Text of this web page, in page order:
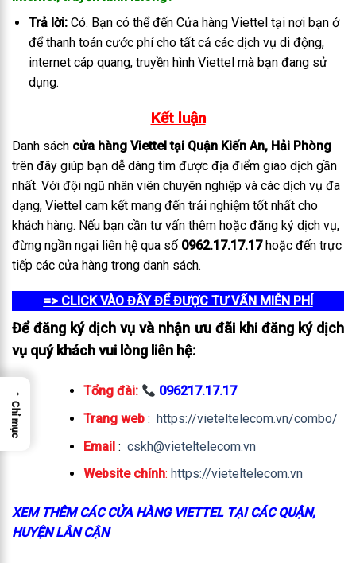
Trả lời:Có. Bạn có thể đến Cửa hàng Viettel tại nơi bạn ở
để thanh toán cước phí cho tất cả các dịch vụ di động,
internet cáp quang, truyền hình Viettel mà bạn đang sử
dụng.
Kết luận
Danh sách cửa hàng Viettel tại Quận Kiến An, Hải Phòng
trên đây giúp bạn dễ dàng tìm được địa điểm giao dịch gần
nhất. Với đội ngũ nhân viên chuyên nghiệp và các dịch vụ đa
dạng, Viettel cam kết mang đến trải nghiệm tốt nhất cho
khách hàng. Nếu bạn cần tư vấn thêm hoặc đăng ký dịch vụ,
đừng ngần ngại liên hệ qua số 0962.17.17.17hoặc đến trực
tiếp các cửa hàng trong danh sách.
=> CLICK VÀO ĐÂY ĐỂ ĐƯỢC TƯ VẤN MIỄN PHÍ
Để đăng ký dịch vụ và nhận ưu đãi khi đăng ký dịch
vụ quý khách vui lòng liên hệ:
Tổng đài:
096217.17.17
Trang web: https://vieteltelecom.vn/combo/
Email: cskh@vieteltelecom.vn
Website chính: https://vieteltelecom.vn
XEM THÊM CÁC CỬA HÀNG VIETTEL TẠI CÁC QUẬN,
HUYỆN LÂN CẬN
→
Chỉ mục